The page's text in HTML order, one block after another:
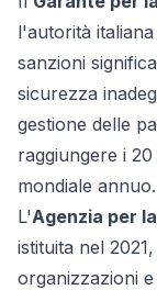
l'autorità
sanzioni
sicurezza
gestione delle
raggiungere i
mondiale annuo.
L'Agenzia per
istituita nel
organizzazioni